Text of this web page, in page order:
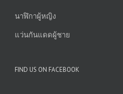
นาฬิกาผู้หญิง
แว่นกันแดดผู้ชาย
FIND US ON FACEBOOK